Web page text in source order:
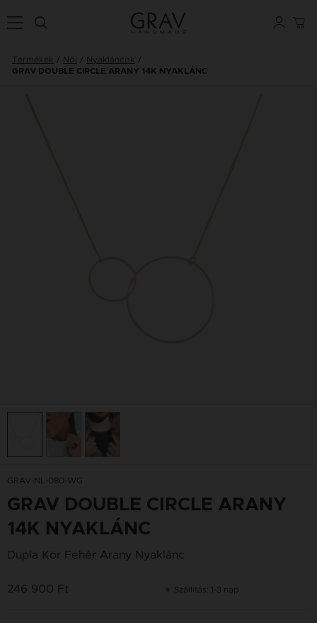
Termékek Női Nyakláncok
GRAV DOUBLE CIRCLE ARANY 14K NYAKLÁNC
GRAV-NL-080-WG
GRAV DOUBLE CIRCLE ARANY
14K NYAKLÁNC
Dupla Kör Fehér Arany Nyaklánc
246 900 Ft Szállítás: 1-3 nap